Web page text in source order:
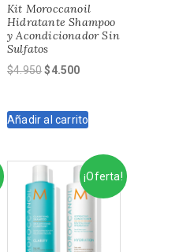
Kit Moroccanoil
Hidratante Shampoo
y Acondicionador Sin
Sulfatos
$4.950El
era:
$4.500El
es:
Añadir al carrito
¡Oferta!